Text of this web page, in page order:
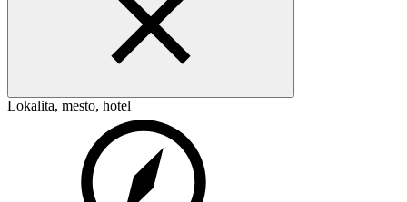
Lokalita, mesto, hotel